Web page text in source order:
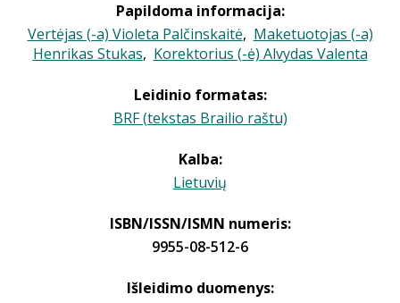
Papildoma informacija:
Vertėjas (-a) Violeta Palčinskaitė, Maketuotojas (-a)
Henrikas Stukas, Korektorius (-ė) Alvydas Valenta
Leidinio formatas:
BRF (tekstas Brailio raštu)
Kalba:
Lietuvių
ISBN/ISSN/ISMN numeris:
9955-08-512-6
Išleidimo duomenys: